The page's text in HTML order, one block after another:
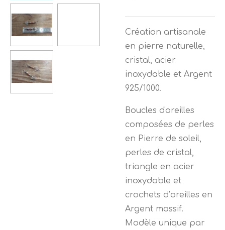
Création artisanale
en pierre naturelle,
cristal, acier
inoxydable et Argent
925/1000.
Boucles d'oreilles
composées de perles
en Pierre de soleil,
perles de cristal,
triangle en acier
inoxydable et
crochets d’oreilles en
Argent massif.
Modèle unique par